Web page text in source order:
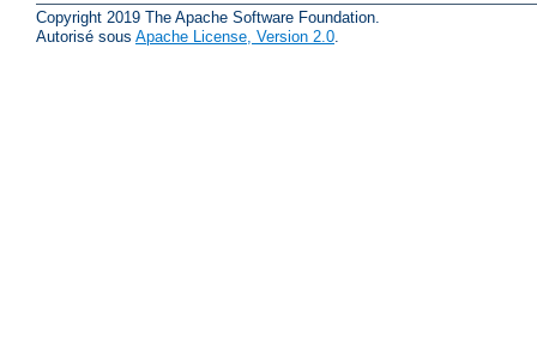
Copyright 2019 The Apache Software Foundation.
Autorisé sous Apache License, Version 2.0